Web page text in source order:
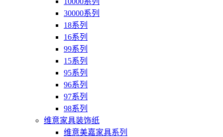
30000系列
18系列
16系列
99系列
15系列
95系列
96系列
97系列
98系列
维意家具装饰纸
维意美嘉家具系列